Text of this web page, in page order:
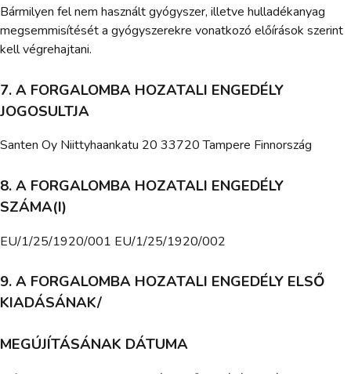
Bármilyen fel nem használt gyógyszer, illetve hulladékanyag
megsemmisítését a gyógyszerekre vonatkozó előírások szerint
kell végrehajtani.
7. A FORGALOMBA HOZATALI ENGEDÉLY
JOGOSULTJA
Santen Oy Niittyhaankatu 20 33720 Tampere Finnország
8. A FORGALOMBA HOZATALI ENGEDÉLY
SZÁMA(I)
EU/1/25/1920/001 EU/1/25/1920/002
9. A FORGALOMBA HOZATALI ENGEDÉLY ELSŐ
KIADÁSÁNAK/
MEGÚJÍTÁSÁNAK DÁTUMA